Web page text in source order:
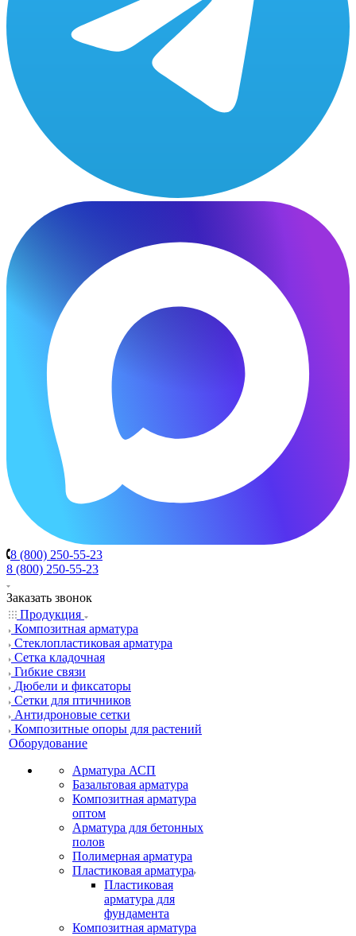
8 (800) 250-55-23
8 (800) 250-55-23
Заказать звонок
Продукция
Композитная арматура
Cтеклопластиковая арматура
Сетка кладочная
Гибкие связи
Дюбели и фиксаторы
Сетки для птичников
Антидроновые сетки
Композитные опоры для растений
Оборудование
Арматура АСП
Базальтовая арматура
Композитная арматура
оптом
Арматура для бетонных
полов
Полимерная арматура
Пластиковая арматура
Пластиковая
арматура для
фундамента
Композитная арматура